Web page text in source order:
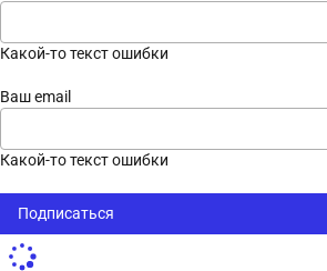
Какой-то текст ошибки
Ваш email
Какой-то текст ошибки
Подписаться